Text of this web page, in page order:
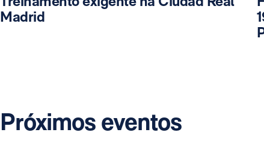
Madrid
Próximos eventos